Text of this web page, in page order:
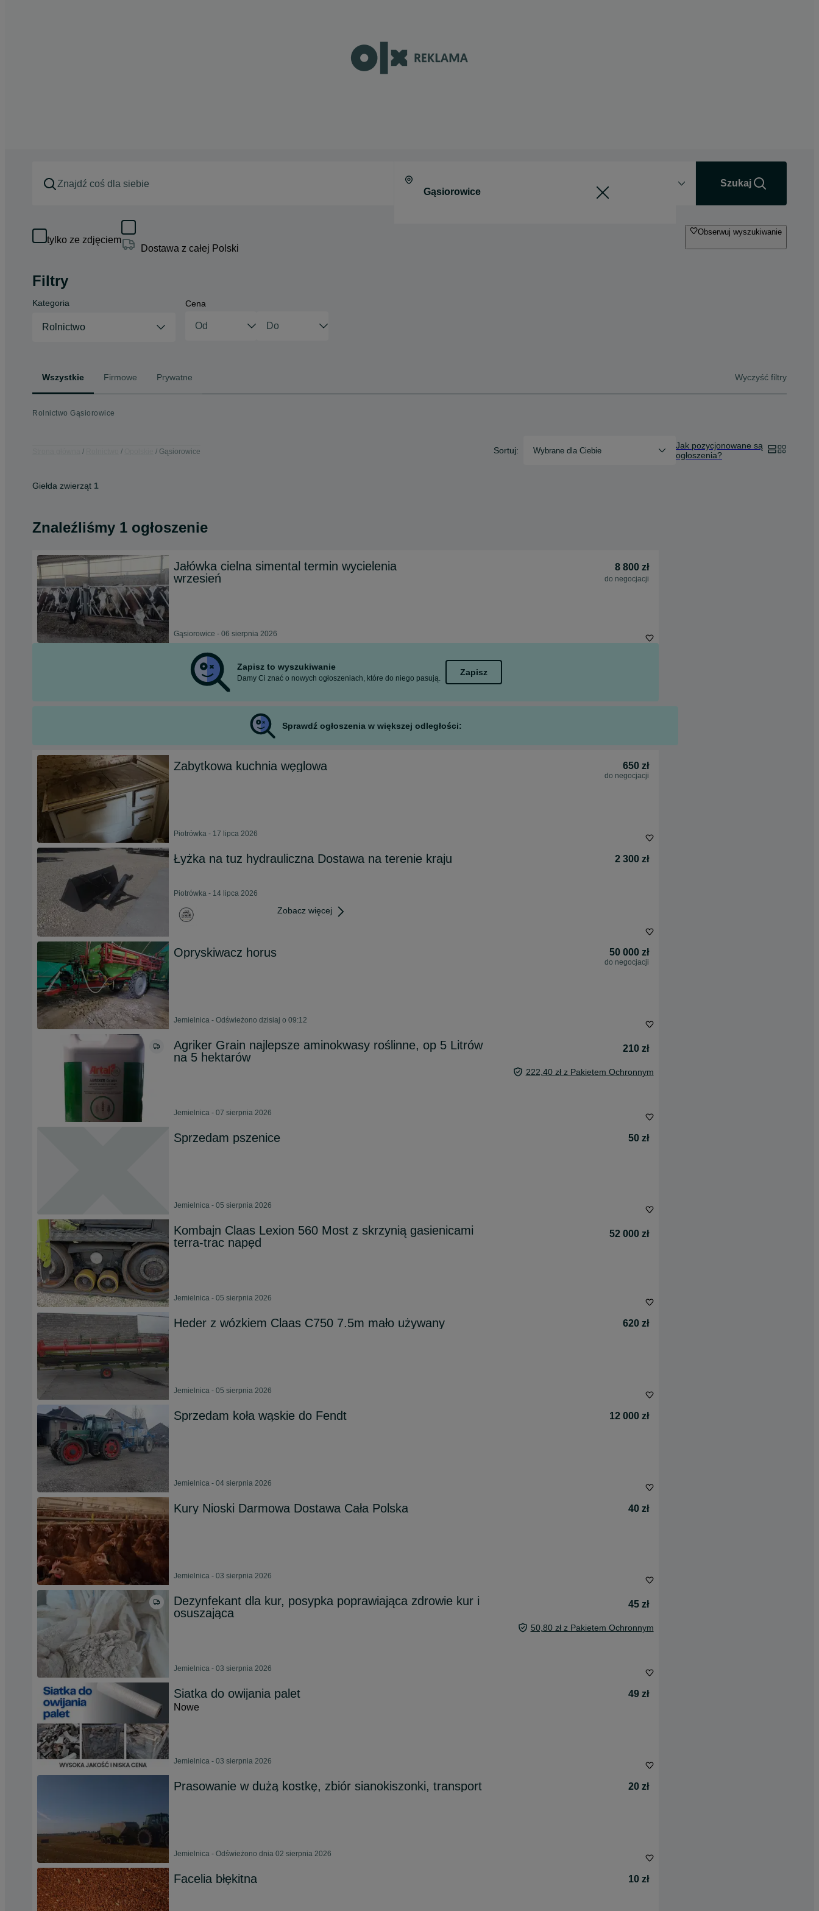
Szukaj
tylko ze zdjęciem
Dostawa z całej Polski
Obserwuj wyszukiwanie
Filtry
Kategoria
Rolnictwo
Cena
Wszystkie Firmowe Prywatne Wyczyść filtry
Rolnictwo Gąsiorowice
Gąsiorowice Sortuj: Wybrane dla Ciebie
Jak pozycjonowane są
ogłoszenia?
Giełda zwierząt 1
Znaleźliśmy 1 ogłoszenie
Jałówka cielna simental termin wycielenia
wrzesień
8 800 zł
do negocjacji
Gąsiorowice - 06 sierpnia 2026
Zapisz to wyszukiwanie
Damy Ci znać o nowych ogłoszeniach, które do niego pasują.
Zapisz
Sprawdź ogłoszenia w większej odległości:
Zabytkowa kuchnia węglowa 650 zł
do negocjacji
Piotrówka - 17 lipca 2026
Łyżka na tuz hydrauliczna Dostawa na terenie kraju 2 300 zł
Piotrówka - 14 lipca 2026
Zobacz więcej
Opryskiwacz horus 50 000 zł
do negocjacji
Jemielnica - Odświeżono dzisiaj o 09:12
Agriker Grain najlepsze aminokwasy roślinne, op 5 Litrów
na 5 hektarów
210 zł
222,40 zł z Pakietem Ochronnym
Jemielnica - 07 sierpnia 2026
Sprzedam pszenice 50 zł
Jemielnica - 05 sierpnia 2026
Kombajn Claas Lexion 560 Most z skrzynią gasienicami
terra-trac napęd
52 000 zł
Jemielnica - 05 sierpnia 2026
Heder z wózkiem Claas C750 7.5m mało używany 620 zł
Jemielnica - 05 sierpnia 2026
Sprzedam koła wąskie do Fendt 12 000 zł
Jemielnica - 04 sierpnia 2026
Kury Nioski Darmowa Dostawa Cała Polska 40 zł
Jemielnica - 03 sierpnia 2026
Dezynfekant dla kur, posypka poprawiająca zdrowie kur i
osuszająca
45 zł
50,80 zł z Pakietem Ochronnym
Jemielnica - 03 sierpnia 2026
Siatka do owijania palet
49 zł
Nowe
Jemielnica - 03 sierpnia 2026
Prasowanie w dużą kostkę, zbiór sianokiszonki, transport 20 zł
Jemielnica - Odświeżono dnia 02 sierpnia 2026
Facelia błękitna 10 zł